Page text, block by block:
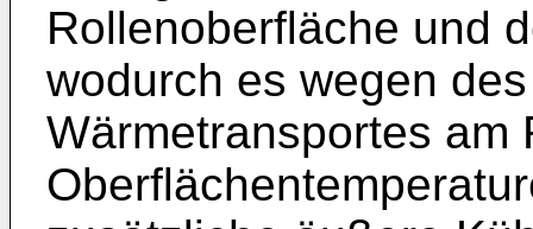
Rollenoberfläche und
wodurch es wegen
Wärmetransportes am